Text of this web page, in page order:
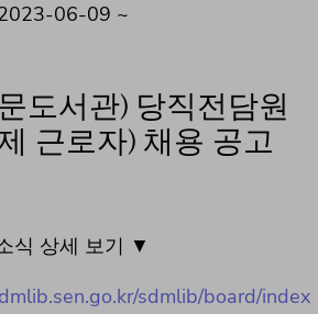
06-09 ~
도서관) 당직전담원
근로자) 채용 공고
식 상세 보기 ▼
sdmlib/board/index